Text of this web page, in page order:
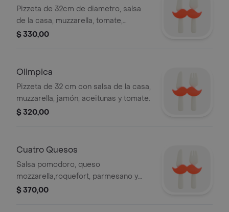
Pizzeta de 32cm de diametro, salsa
de la casa, muzzarella, tomate,
albahaca.
$ 330,00
Olimpica
Pizzeta de 32 cm con salsa de la casa,
muzzarella, jamón, aceitunas y tomate.
$ 320,00
Cuatro Quesos
Salsa pomodoro, queso
mozzarella,roquefort, parmesano y
cheddar.
$ 370,00